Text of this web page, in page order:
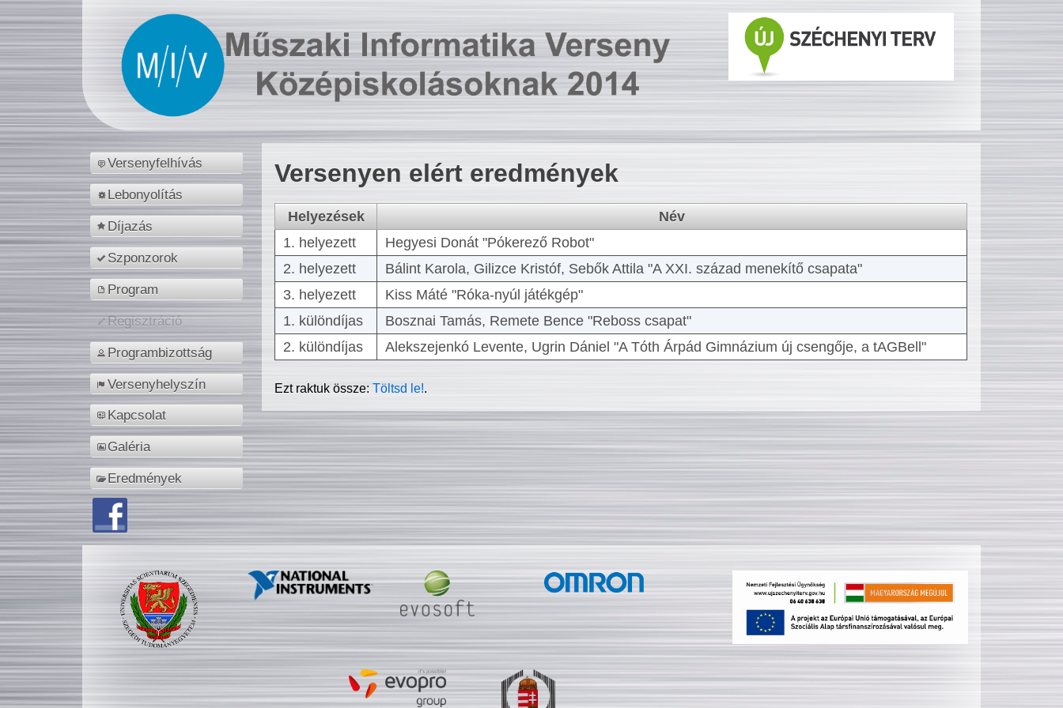
Versenyfelhívás
Lebonyolítás
Díjazás
Szponzorok
Program
Regisztráció
Programbizottság
Versenyhelyszín
Kapcsolat
Galéria
Eredmények
Versenyen elért eredmények
Helyezések
Név
1. helyezett
Hegyesi Donát "Pókerező Robot"
2. helyezett
Bálint Karola, Gilizce Kristóf, Sebők Attila "A XXI. század menekítő csapata"
3. helyezett
Kiss Máté "Róka-nyúl játékgép"
1. különdíjas
Bosznai Tamás, Remete Bence "Reboss csapat"
2. különdíjas
Alekszejenkó Levente, Ugrin Dániel "A Tóth Árpád Gimnázium új csengője, a tAGBell"
Ezt raktuk össze:Töltsd le!.